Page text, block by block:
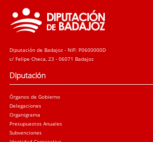
Diputación de Badajoz - NIF: P0600000D
c/ Felipe Checa, 23 - 06071 Badajoz
Diputación
Órganos de Gobierno
Delegaciones
Organigrama
Presupuestos Anuales
Subvenciones